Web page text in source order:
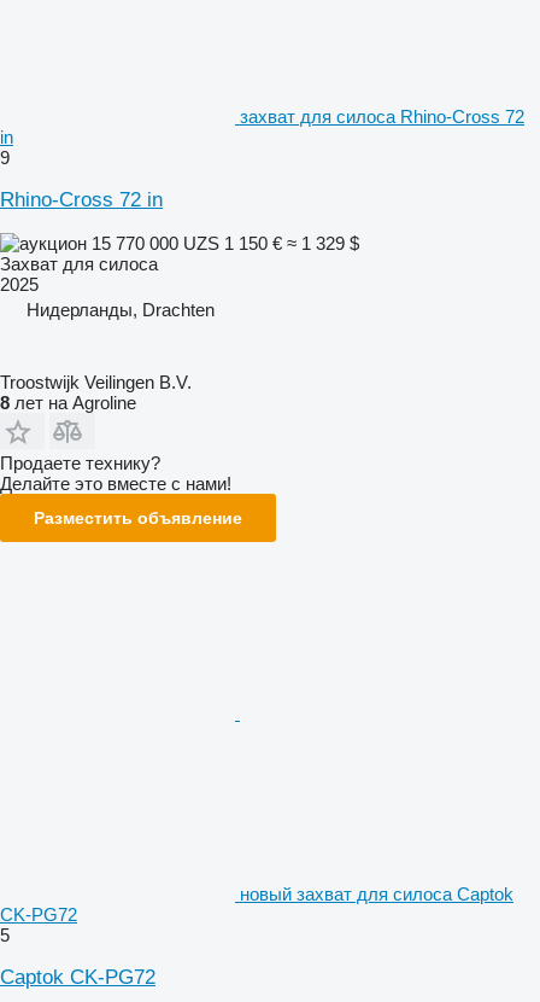
захват для силоса Rhino-Cross 72
in
9
Rhino-Cross 72 in
15 770 000 UZS 1 150 € ≈ 1 329 $
Захват для силоса
2025
Нидерланды, Drachten
Troostwijk Veilingen B.V.
8 лет на Agroline
Продаете технику?
Делайте это вместе с нами!
Разместить объявление
новый захват для силоса Captok
CK-PG72
5
Captok CK-PG72